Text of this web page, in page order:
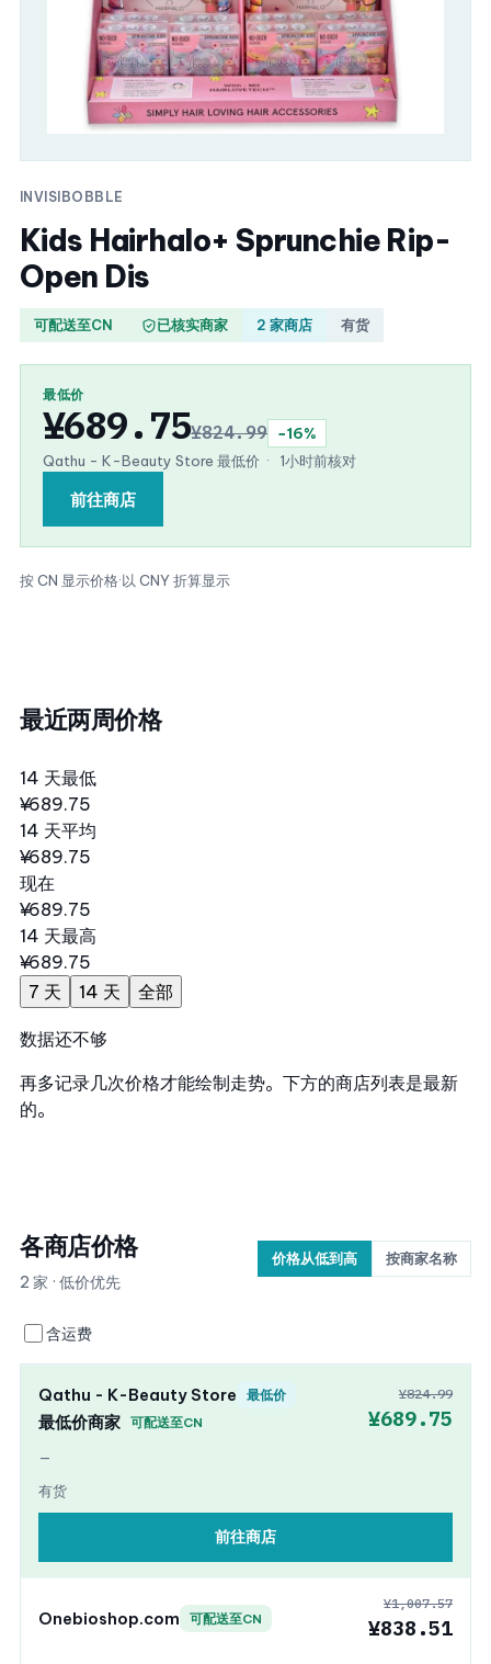
INVISIBOBBLE
Kids Hairhalo+ Sprunchie Rip-
Open Dis
可配送至CN 已核实商家 2 家商店 有货
最低价
¥689.75¥824.99
−16%
Qathu - K-Beauty Store 最低价 · 1小时前核对
前往商店
按 CN 显示价格·以 CNY 折算显示
最近两周价格
14 天最低
¥689.75
14 天平均
¥689.75
现在
¥689.75
14 天最高
¥689.75
7 天
14 天 全部
数据还不够
再多记录几次价格才能绘制走势。下方的商店列表是最新
的。
各商店价格
2 家 · 低价优先
价格从低到高 按商家名称
含运费
Qathu - K-Beauty Store 最低价
最低价商家 可配送至CN
—
有货
¥824.99
¥689.75
前往商店
Onebioshop.com 可配送至CN
¥1,007.57
¥838.51